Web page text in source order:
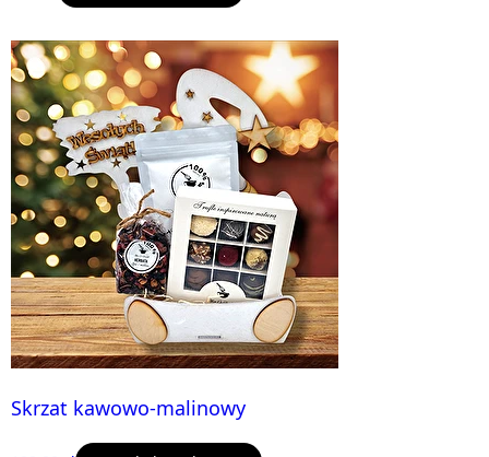
Skrzat kawowo-malinowy